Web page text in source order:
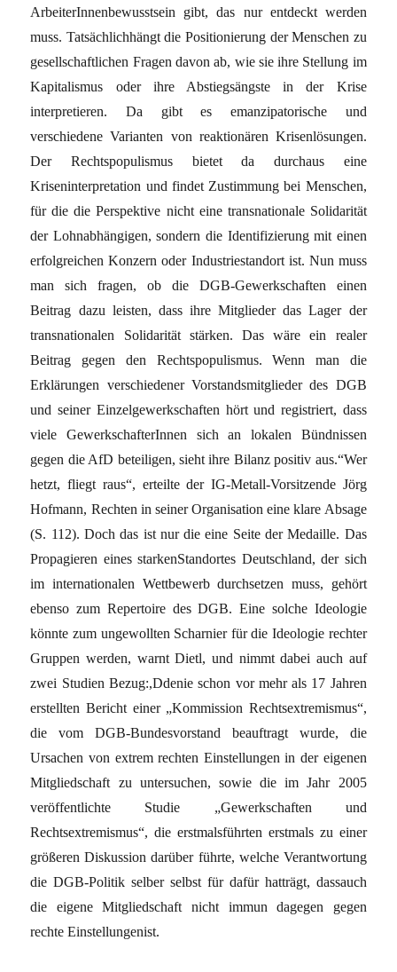
ArbeiterInnenbewusstsein gibt, das nur entdeckt werden
muss. Tatsächlichhängt die Positionierung der Menschen zu
gesellschaftlichen Fragen davon ab, wie sie ihre Stellung im
Kapitalismus oder ihre Abstiegsängste in der Krise
interpretieren. Da gibt es emanzipatorische und
verschiedene Varianten von reaktionären Krisenlösungen.
Der Rechtspopulismus bietet da durchaus eine
Kriseninterpretation und findet Zustimmung bei Menschen,
für die die Perspektive nicht eine transnationale Solidarität
der Lohnabhängigen, sondern die Identifizierung mit einen
erfolgreichen Konzern oder Industriestandort ist. Nun muss
man sich fragen, ob die DGB-Gewerkschaften einen
Beitrag dazu leisten, dass ihre Mitglieder das Lager der
transnationalen Solidarität stärken. Das wäre ein realer
Beitrag gegen den Rechtspopulismus. Wenn man die
Erklärungen verschiedener Vorstandsmitglieder des DGB
und seiner Einzelgewerkschaften hört und registriert, dass
viele GewerkschafterInnen sich an lokalen Bündnissen
gegen die AfD beteiligen, sieht ihre Bilanz positiv aus.“Wer
hetzt, fliegt raus“, erteilte der IG-Metall-Vorsitzende Jörg
Hofmann, Rechten in seiner Organisation eine klare Absage
(S. 112). Doch das ist nur die eine Seite der Medaille. Das
Propagieren eines starkenStandortes Deutschland, der sich
im internationalen Wettbewerb durchsetzen muss, gehört
ebenso zum Repertoire des DGB. Eine solche Ideologie
könnte zum ungewollten Scharnier für die Ideologie rechter
Gruppen werden, warnt Dietl, und nimmt dabei auch auf
zwei Studien Bezug:,Ddenie schon vor mehr als 17 Jahren
erstellten Bericht einer „Kommission Rechtsextremismus“,
die vom DGB-Bundesvorstand beauftragt wurde, die
Ursachen von extrem rechten Einstellungen in der eigenen
Mitgliedschaft zu untersuchen, sowie die im Jahr 2005
veröffentlichte Studie „Gewerkschaften und
Rechtsextremismus“, die erstmalsführten erstmals zu einer
größeren Diskussion darüber führte, welche Verantwortung
die DGB-Politik selber selbst für dafür hatträgt, dassauch
die eigene Mitgliedschaft nicht immun dagegen gegen
rechte Einstellungenist.